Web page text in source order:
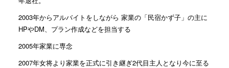
2003年からアルバイトをしながら 家業の「民宿かず子」の主に
HPやDM、プラン作成などを担当する
2005年家業に専念
2007年女将より家業を正式に引き継ぎ2代目主人となり今に至る